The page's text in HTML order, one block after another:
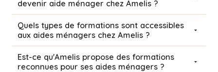
devenir aide ménager chez Amelis ?
Quels types de formations sont accessibles
aux aides ménagers chez Amelis ?
Est-ce qu'Amelis propose des formations
reconnues pour ses aides ménagers ?